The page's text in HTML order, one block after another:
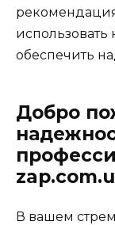
использовать
обеспечить
Добро
В вашем